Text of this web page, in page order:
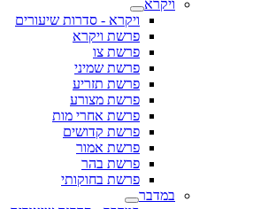
ויקרא
ויקרא - סדרות שיעורים
פרשת ויקרא
פרשת צו
פרשת שמיני
פרשת תזריע
פרשת מצורע
פרשת אחרי מות
פרשת קדושים
פרשת אמור
פרשת בהר
פרשת בחוקותי
במדבר